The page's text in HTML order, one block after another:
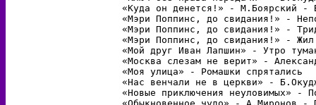
«Куда он денется!» - М.Боярский - Все
«Мэри Поппинс, до свидания!» -
«Мэри Поппинс, до свидания!» -
«Мэри Поппинс, до свидания!» - Жил да
«Мой друг Иван Лапшин» - Утро
«Москва слезам не верит» - Александра
«Моя улица» - Ромашки спрятались	106
«Наc венчали не в церкви» -
«Новые приключения неуловимых» -